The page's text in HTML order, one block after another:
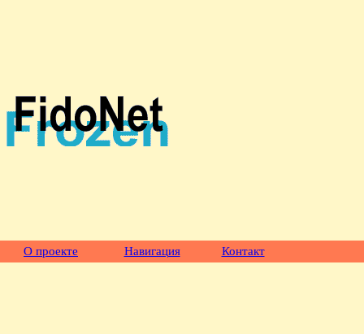
О проекте Навигация Контакт